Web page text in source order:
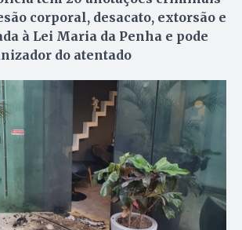
corporal, desacato, extorsão e
à Lei Maria da Penha e pode
do atentado